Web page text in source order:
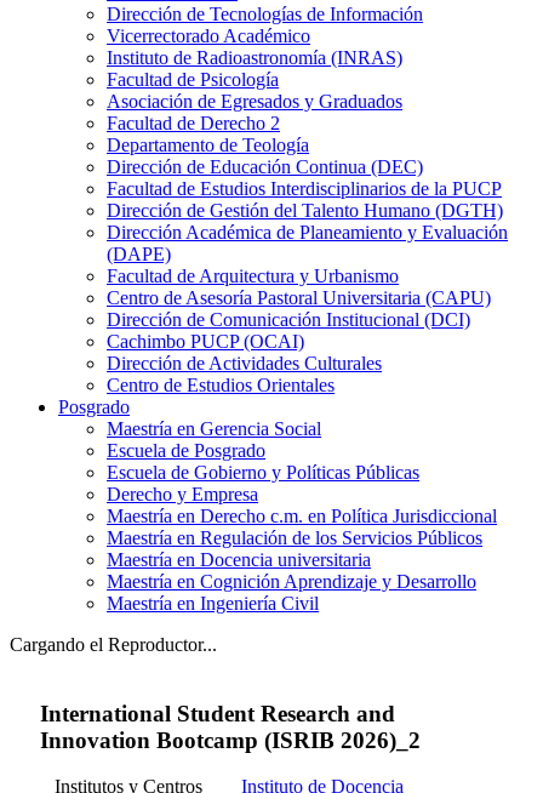
Dirección de Tecnologías de Información
Vicerrectorado Académico
Instituto de Radioastronomía (INRAS)
Facultad de Psicología
Asociación de Egresados y Graduados
Facultad de Derecho 2
Departamento de Teología
Dirección de Educación Continua (DEC)
Facultad de Estudios Interdisciplinarios de la PUCP
Dirección de Gestión del Talento Humano (DGTH)
Dirección Académica de Planeamiento y Evaluación
(DAPE)
Facultad de Arquitectura y Urbanismo
Centro de Asesoría Pastoral Universitaria (CAPU)
Dirección de Comunicación Institucional (DCI)
Cachimbo PUCP (OCAI)
Dirección de Actividades Culturales
Centro de Estudios Orientales
Posgrado
Maestría en Gerencia Social
Escuela de Posgrado
Escuela de Gobierno y Políticas Públicas
Derecho y Empresa
Maestría en Derecho c.m. en Política Jurisdiccional
Maestría en Regulación de los Servicios Públicos
Maestría en Docencia universitaria
Maestría en Cognición Aprendizaje y Desarrollo
Maestría en Ingeniería Civil
Cargando el Reproductor...
International Student Research and
Innovation Bootcamp (ISRIB 2026)_2
Institutos y Centros
Instituto de Docencia